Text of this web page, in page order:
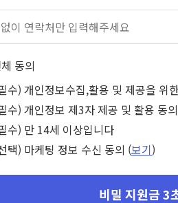
동의
수) 개인정보수집,활용 및 제공을 위
수) 개인정보 제3자 제공 및 활용 동
수) 만 14세 이상입니다
택) 마케팅 정보 수신 동의 (보기)
비밀 지원금 3